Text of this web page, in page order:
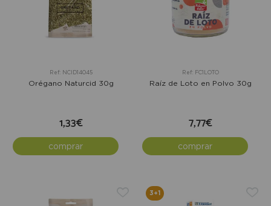
Ref: NCID14045
Orégano Naturcid 30g
1,33€
comprar
Ref: FC1LOTO
Raíz de Loto en Polvo 30g
7,77€
comprar
3+1